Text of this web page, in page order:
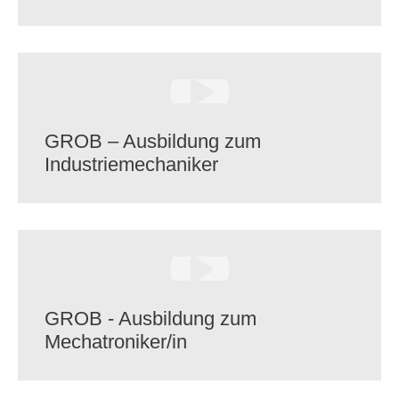
GROB – Ausbil­dung zum
Industriemechaniker
GROB - Ausbil­dung zum
Mechatroniker/​in